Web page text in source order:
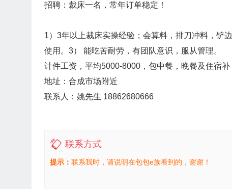
招聘：裁床一名，常年订单稳定！
1）3年以上裁床实操经验；会算料，排刀冲料，铲
使用。3） 能吃苦耐劳，有团队意识，服从管理。
计件工资，平均5000-8000，包中餐，晚餐及住宿补
地址：合成市场附近
联系人：姚先生 18862680666
联系方式
提示： 联系我时，请说明在包包e族看到的，谢谢！